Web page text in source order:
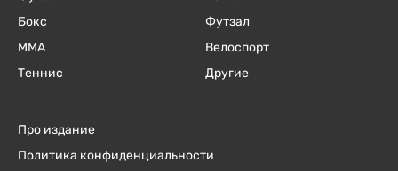
Бокс
ММА
Теннис
Футзал
Велоспорт
Другие
Про издание
Политика конфиденциальности